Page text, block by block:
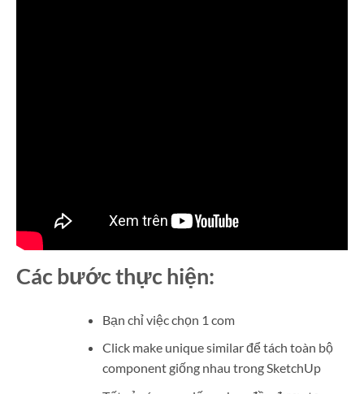
Các bước thực hiện:
Bạn chỉ việc chọn 1 com
Click make unique similar để tách toàn bộ
component giống nhau trong SketchUp